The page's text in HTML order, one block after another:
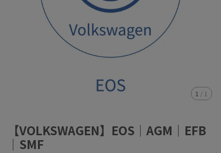
1 / 1
【VOLKSWAGEN】EOS｜AGM｜EFB
｜SMF